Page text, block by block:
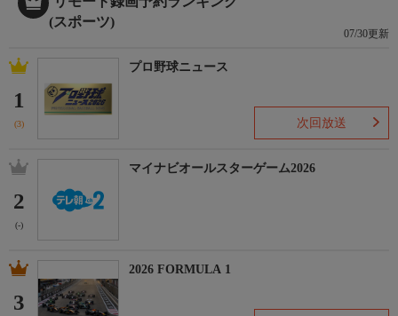
【8月3日in東京ドーム「オリックス×楽天」】
チケット情報など詳しくは
「8/3 オリックス 東京ドーム」で検索
8月3日(月) J SPORTS 3 午後5時30分〜 生中継！
(スポーツ)
07/30更新
1
(3)
プロ野球ニュース
次回放送
2
(-)
マイナビオールスターゲーム2026
3
2026 FORMULA 1